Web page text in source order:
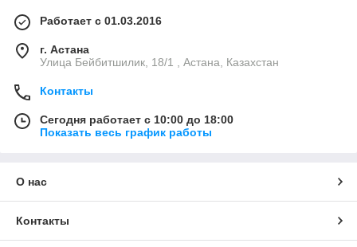
Работает с 01.03.2016
г. Астана
Улица Бейбитшилик, 18/1 , Астана, Казахстан
Контакты
Сегодня работает с 10:00 до 18:00
Показать весь график работы
О нас
Контакты